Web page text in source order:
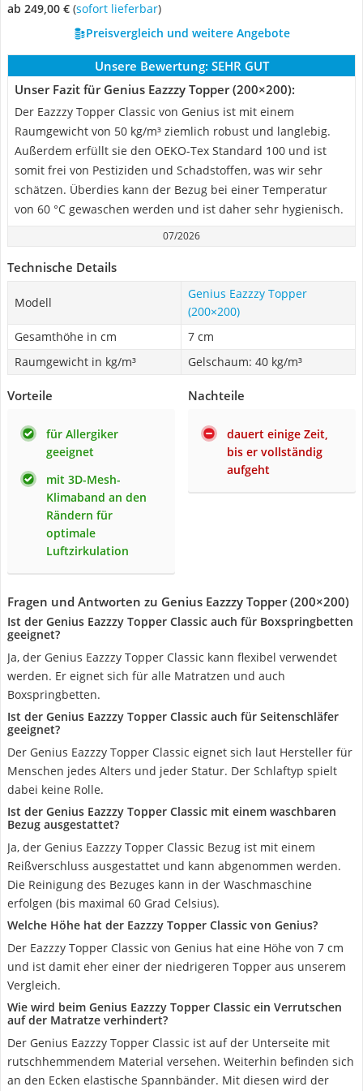
ab 249,00 € ( Sofort lieferbar)
Preisvergleich und weitere Angebote
Unsere Bewertung: SEHR GUT
Unser Fazit für Genius Eazzzy Topper (200×200):
Der Eazzzy Topper Classic von Genius ist mit einem
Raumgewicht von 50 kg/m³ ziemlich robust und langlebig.
Außerdem erfüllt sie den OEKO-Tex Standard 100 und ist
somit frei von Pestiziden und Schadstoffen, was wir sehr
schätzen. Überdies kann der Bezug bei einer Temperatur
von 60 °C gewaschen werden und ist daher sehr hygienisch.
07/2026
Technische Details
Modell
Genius Eazzzy Topper
(200×200)
Gesamthöhe in cm
7 cm
Raumgewicht in kg/m³
Gelschaum: 40 kg/m³
Vorteile
für Allergiker
geeignet
mit 3D-Mesh-
Klimaband an den
Rändern für
optimale
Luftzirkulation
Nachteile
dauert einige Zeit,
bis er vollständig
aufgeht
Fragen und Antworten zu Genius Eazzzy Topper (200×200)
Ist der Genius Eazzzy Topper Classic auch für Boxspringbetten
geeignet?
Ja, der Genius Eazzzy Topper Classic kann flexibel verwendet
werden. Er eignet sich für alle Matratzen und auch
Boxspringbetten.
Ist der Genius Eazzzy Topper Classic auch für Seitenschläfer
geeignet?
Der Genius Eazzzy Topper Classic eignet sich laut Hersteller für
Menschen jedes Alters und jeder Statur. Der Schlaftyp spielt
dabei keine Rolle.
Ist der Genius Eazzzy Topper Classic mit einem waschbaren
Bezug ausgestattet?
Ja, der Genius Eazzzy Topper Classic Bezug ist mit einem
Reißverschluss ausgestattet und kann abgenommen werden.
Die Reinigung des Bezuges kann in der Waschmaschine
erfolgen (bis maximal 60 Grad Celsius).
Welche Höhe hat der Eazzzy Topper Classic von Genius?
Der Eazzzy Topper Classic von Genius hat eine Höhe von 7 cm
und ist damit eher einer der niedrigeren Topper aus unserem
Vergleich.
Wie wird beim Genius Eazzzy Topper Classic ein Verrutschen
auf der Matratze verhindert?
Der Genius Eazzzy Topper Classic ist auf der Unterseite mit
rutschhemmendem Material versehen. Weiterhin befinden sich
an den Ecken elastische Spannbänder. Mit diesen wird der